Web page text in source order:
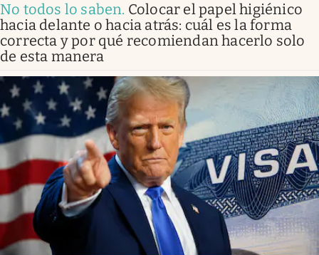
No todos lo saben. Colocar el papel higiénico
hacia delante o hacia atrás: cuál es la forma
correcta y por qué recomiendan hacerlo solo
de esta manera